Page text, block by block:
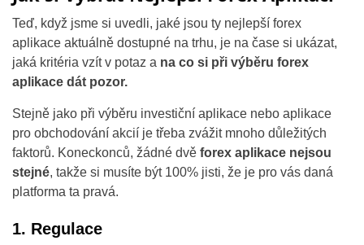
Teď, když jsme si uvedli, jaké jsou ty nejlepší forex
aplikace aktuálně dostupné na trhu, je na čase si ukázat,
jaká kritéria vzít v potaz a na co si při výběru forex
aplikace dát pozor.
Stejně jako při výběru investiční aplikace nebo aplikace
pro obchodování akcií je třeba zvážit mnoho důležitých
faktorů. Koneckonců, žádné dvě forex aplikace nejsou
stejné, takže si musíte být 100% jisti, že je pro vás daná
platforma ta pravá.
1. Regulace